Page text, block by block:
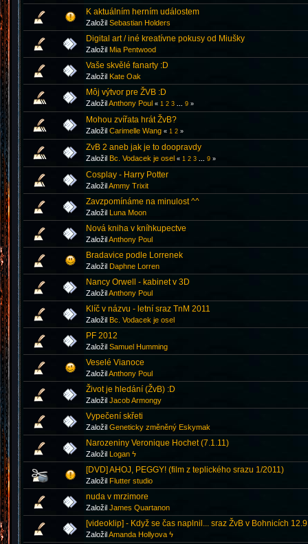
K aktuálním herním událostem
Založil Sebastian Holders
Digital art / iné kreatívne pokusy od Miušky
Založil Mia Pentwood
Vaše skvělé fanarty :D
Založil Kate Oak
Môj výtvor pre ŽVB :D
ZaložilAnthony Poul « 1 2 3 9 »
Mohou zvířata hrát ŽvB?
Založil Carimelle Wang « 1 2 »
ZvB 2 aneb jak je to doopravdy
Založil Bc. Vodacek je osel « 1 2 3 9 »
Cosplay - Harry Potter
ZaložilAmmy Trixit
Zavzpomínáme na minulost ^^
Založil Luna Moon
Nová kniha v kníhkupectve
ZaložilAnthony Poul
Bradavice podle Lorrenek
Založil Daphne Lorren
Nancy Orwell - kabinet v 3D
ZaložilAnthony Poul
Klíč v názvu - letní sraz TnM 2011
Založil Bc. Vodacek je osel
PF 2012
Založil Samuel Humming
Veselé Vianoce
ZaložilAnthony Poul
Život je hledání (ŽvB) :D
Založil Jacob Armongy
Vypečení skřeti
Založil Geneticky změněný Eskymak
Narozeniny Veronique Hochet (7.1.11)
Založil Logan ϟ
[DVD] AHOJ, PEGGY! (film z teplického srazu 1/2011)
Založil Flutter studio
nuda v mrzimore
Založil James Quartanon
[videoklip] - Když se čas naplnil... sraz ŽvB v Bohnicích
ZaložilAmanda Hollyova ϟ